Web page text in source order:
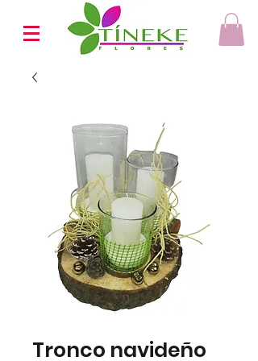
Tronco navideño